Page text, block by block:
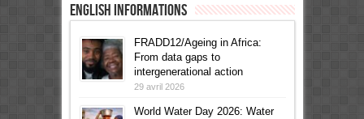
English informations
FRADD12/Ageing in Africa:
From data gaps to
intergenerational action
29 avril 2026
World Water Day 2026: Water